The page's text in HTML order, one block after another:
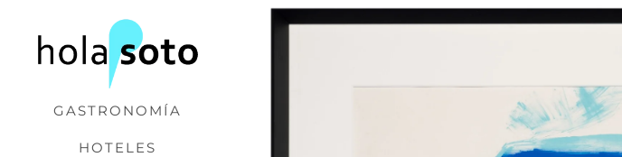
GASTRONOMÍA
HOTELES